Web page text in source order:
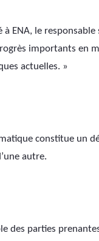
à ENA, le
importants en
actuelles. »
constitue un
autre.
des parties